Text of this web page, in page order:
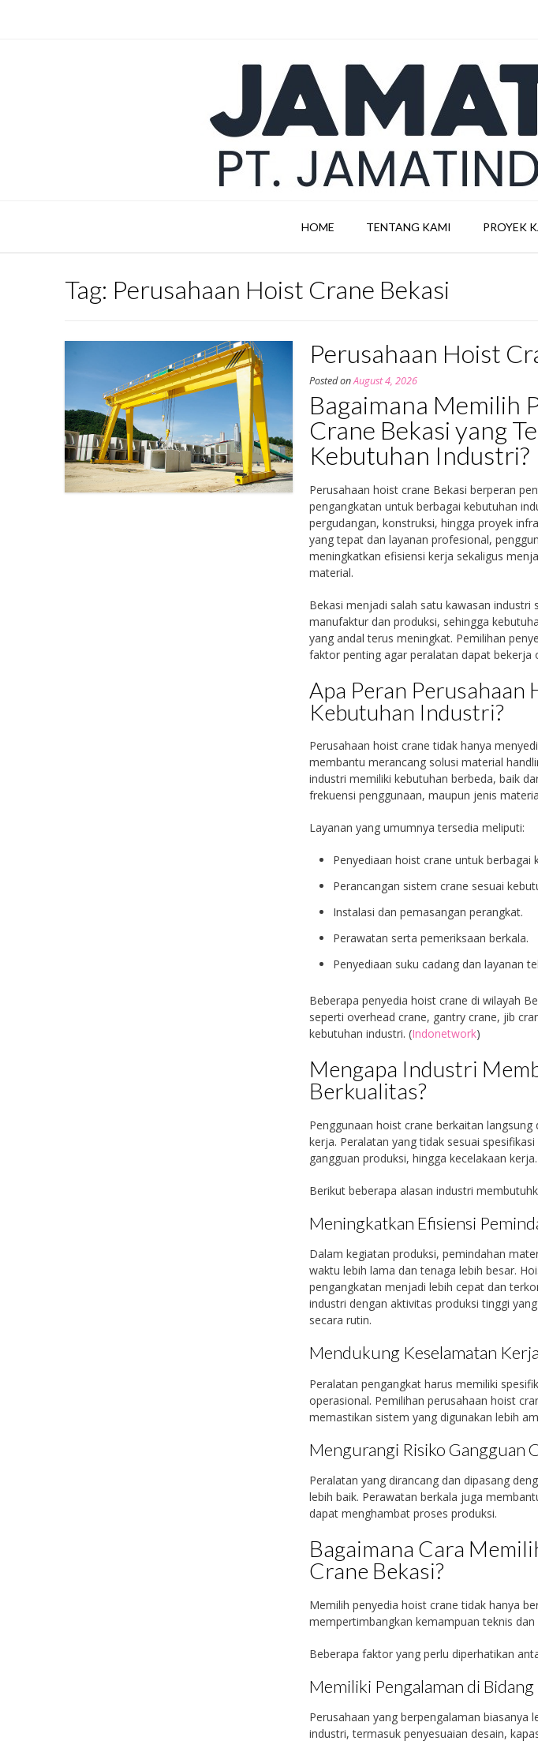
HOME TENTANG KAMI PROYEK
Tag: Perusahaan Hoist Crane Bekasi
Perusahaan Hoist
Posted onAugust 4, 2026
Bagaimana Memilih
Crane Bekasi yang
Kebutuhan Industri?
Perusahaan hoist crane Bekasi berperan
pengangkatan untuk berbagai kebutuhan
pergudangan, konstruksi, hingga proyek
yang tepat dan layanan profesional,
meningkatkan efisiensi kerja sekaligus
material.
Bekasi menjadi salah satu kawasan industri
manufaktur dan produksi, sehingga
yang andal terus meningkat. Pemilihan
faktor penting agar peralatan dapat bekerja
Apa Peran Perusahaan
Kebutuhan Industri?
Perusahaan hoist crane tidak hanya
membantu merancang solusi material
industri memiliki kebutuhan berbeda, baik
frekuensi penggunaan, maupun jenis
Layanan yang umumnya tersedia meliputi:
Penyediaan hoist crane untuk berbagai
Perancangan sistem crane sesuai
Instalasi dan pemasangan perangkat.
Perawatan serta pemeriksaan berkala.
Penyediaan suku cadang dan layanan
Beberapa penyedia hoist crane di wilayah
seperti overhead crane, gantry crane, jib
kebutuhan industri. (Indonetwork)
Mengapa Industri
Berkualitas?
Penggunaan hoist crane berkaitan
kerja. Peralatan yang tidak sesuai
gangguan produksi, hingga kecelakaan kerja.
Berikut beberapa alasan industri
Meningkatkan Efisiensi
Dalam kegiatan produksi, pemindahan
waktu lebih lama dan tenaga lebih besar.
pengangkatan menjadi lebih cepat dan
industri dengan aktivitas produksi tinggi
secara rutin.
Mendukung Keselamatan Kerja
Peralatan pengangkat harus memiliki
operasional. Pemilihan perusahaan hoist
memastikan sistem yang digunakan lebih
Mengurangi Risiko Gangguan
Peralatan yang dirancang dan dipasang
lebih baik. Perawatan berkala juga
dapat menghambat proses produksi.
Bagaimana Cara
Crane Bekasi?
Memilih penyedia hoist crane tidak hanya
mempertimbangkan kemampuan teknis dan
Beberapa faktor yang perlu diperhatikan
Memiliki Pengalaman di
Perusahaan yang berpengalaman biasanya
industri, termasuk penyesuaian desain,